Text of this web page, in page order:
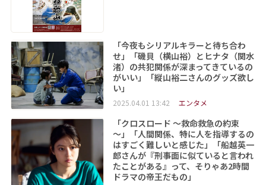
「今夜もシリアルキラーと待ち合わ
せ」「磯貝（横山裕）とヒナタ（関水
渚）の共犯関係が深まってきているの
がいい」「縦山裕二さんのグッズ欲し
い」
2025.04.01 13:42 エンタメ
「クロスロード ～救命救急の約束
～」「人間関係、特に人を指導するの
はすごく難しいと感じた」「船越英一
郎さんが『刑事面に似ていると言われ
たことがある』って、そりゃあ2時間
ドラマの帝王だもの」